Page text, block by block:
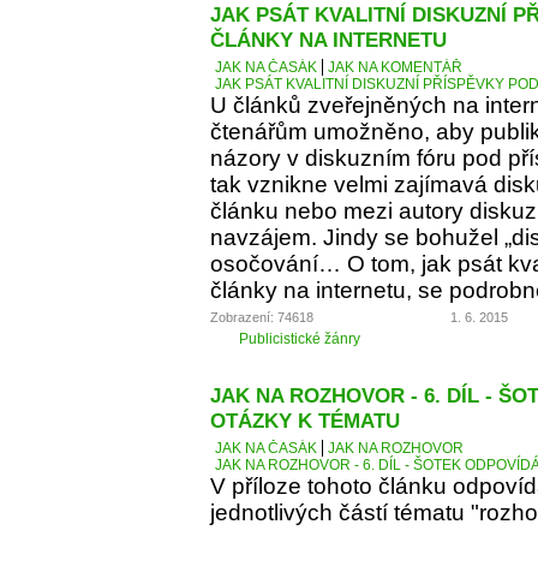
JAK PSÁT KVALITNÍ DISKUZNÍ
ČLÁNKY NA INTERNETU
JAK NA ČASÁK
JAK NA KOMENTÁŘ
JAK PSÁT KVALITNÍ DISKUZNÍ PŘÍSPĚVKY
U článků zveřejněných na
čtenářům umožněno, aby
názory v diskuzním fóru pod
tak vznikne velmi zajímavá
článku nebo mezi autory
navzájem. Jindy se bohužel
osočování… O tom, jak psát
články na internetu, se
Zobrazení: 74618 1. 6. 2015
Publicistické žánry
JAK NA ROZHOVOR - 6. DÍL -
OTÁZKY K TÉMATU
JAK NA ČASÁK
JAK NA ROZHOVOR
JAK NA ROZHOVOR - 6. DÍL - ŠOTEK
V příloze tohoto článku
jednotlivých částí tématu